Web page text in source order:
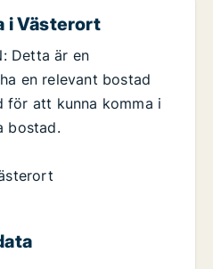
i Västerort
Detta är en
en relevant bostad
för att kunna komma i
bostad.